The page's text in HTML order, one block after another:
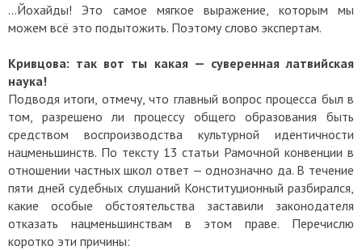
...Йохайды! Это самое мягкое выражение, которым мы
можем всё это подытожить. Поэтому слово экспертам.
Кривцова: так вот ты какая — суверенная латвийская
наука!
Подводя итоги, отмечу, что главный вопрос процесса был в
том, разрешено ли процессу общего образования быть
средством воспроизводства культурной идентичности
нацменьшинств. По тексту 13 статьи Рамочной конвенции в
отношении частных школ ответ — однозначно да. В течение
пяти дней судебных слушаний Конституционный разбирался,
какие особые обстоятельства заставили законодателя
отказать нацменьшинствам в этом праве. Перечислю
коротко эти причины: